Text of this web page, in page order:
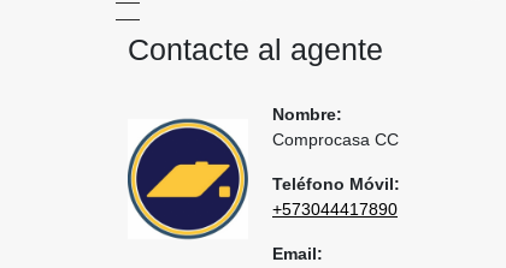
Contacte al agente
Nombre:
Comprocasa CC
Teléfono Móvil:
+573044417890
Email: